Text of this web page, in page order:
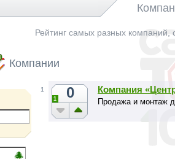
Рейтинг самых разных компаний,
Компании
1 0
1
Компания
Продажа и монтаж